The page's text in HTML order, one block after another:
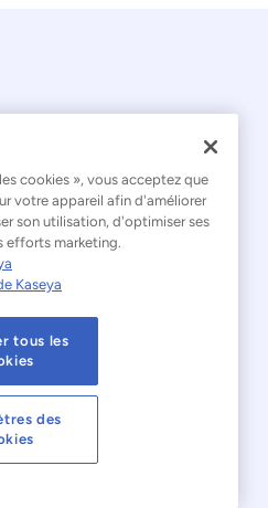
droits réservés.
l'esclavage moderne
légales
du site web
cookies », vous acceptez que
votre appareil afin d'améliorer
son utilisation, d'optimiser ses
efforts marketing.
Kaseya
tous les
des